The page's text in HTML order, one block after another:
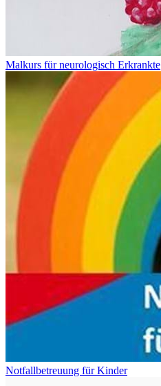
Malkurs für neurologisch Erkrankte
Notfallbetreuung für Kinder